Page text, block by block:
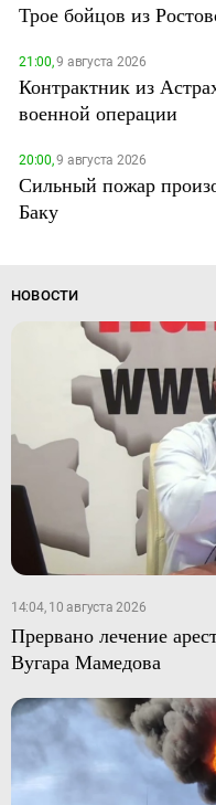
Трое бойцов из
21:00,9 августа 2026
Контрактник из
военной операции
20:00,9 августа 2026
Сильный пожар
Баку
НОВОСТИ
14:04, 10 августа 2026
Прервано лечение
Вугара Мамедова